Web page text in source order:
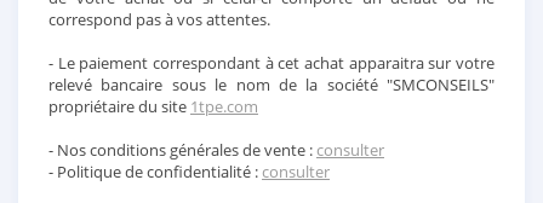
correspond pas à vos attentes.
- Le paiement correspondant à cet achat apparaitra sur votre
relevé bancaire sous le nom de la société "SMCONSEILS"
propriétaire du site 1tpe.com
- Nos conditions générales de vente :consulter
- Politique de confidentialité :consulter